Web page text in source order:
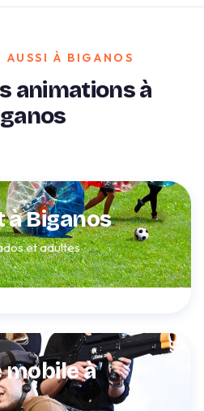
AUSSI À BIGANOS
animations à
Biganos
et adultes
mobile à